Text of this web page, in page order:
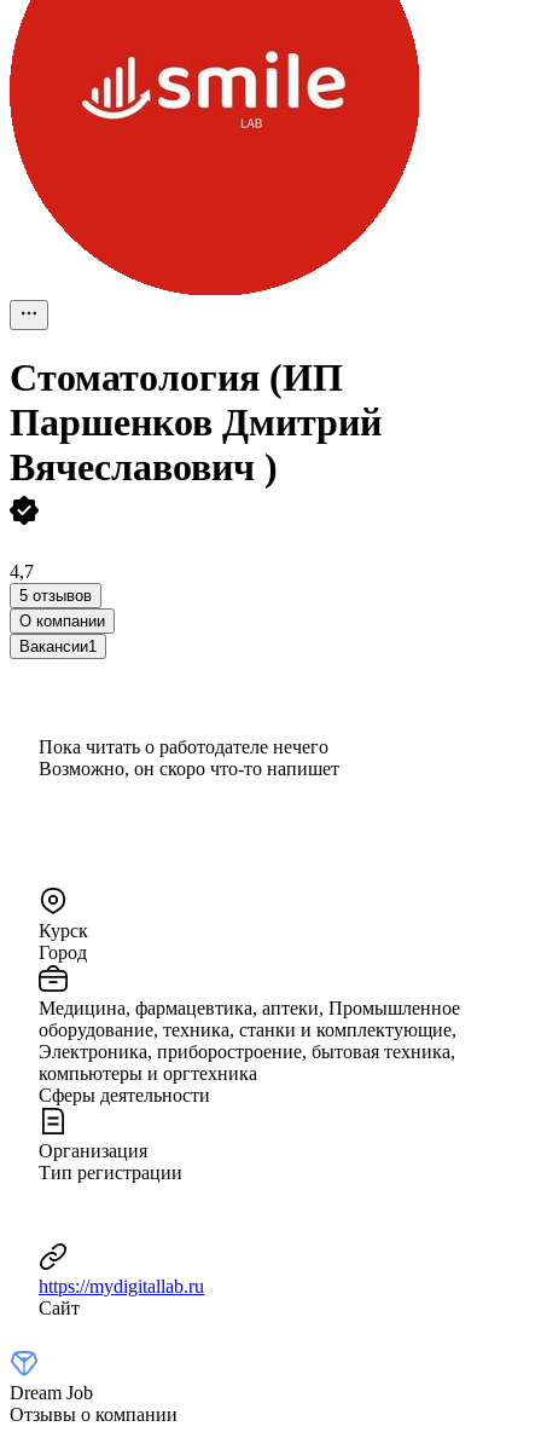
Стоматология (ИП
Паршенков Дмитрий
Вячеславович )
4,7
5 отзывов
О компании
Вакансии1
Пока читать о работодателе нечего
Возможно, он скоро что‑то напишет
Курск
Город
Медицина, фармацевтика, аптеки, Промышленное
оборудование, техника, станки и комплектующие,
Электроника, приборостроение, бытовая техника,
компьютеры и оргтехника
Сферы деятельности
Организация
Тип регистрации
https://mydigitallab.ru
Сайт
Dream Job
Отзывы о компании